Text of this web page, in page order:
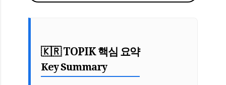
🇰🇷 TOPIK 핵심 요약
Key Summary